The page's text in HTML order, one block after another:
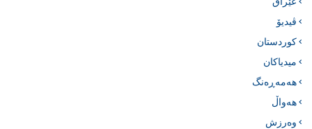
ڤیدیۆ
کوردستان
میدیاکان
هەمەڕەنگ
هەواڵ
وەرزش